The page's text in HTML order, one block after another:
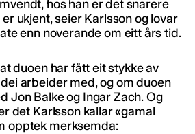
hos han er det snarere
ukjent, seier Karlsson og lovar
enn noverande om eitt års tid.
duoen har fått eit stykke av
arbeider med, og om duoen
Jon Balke og Ingar Zach. Og
det Karlsson kallar «gamal
opptek merksemda: